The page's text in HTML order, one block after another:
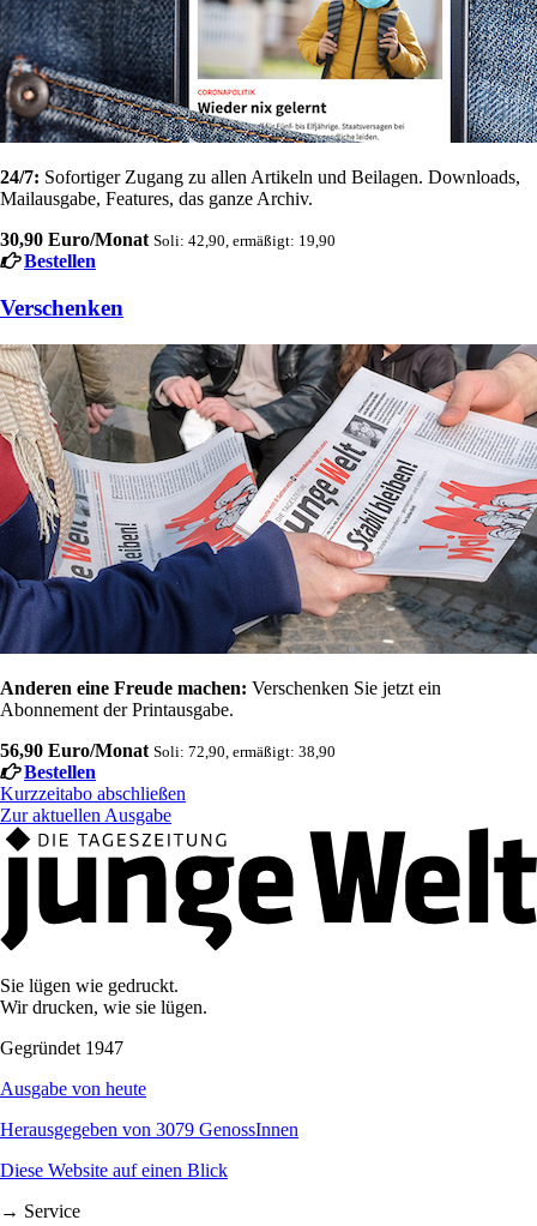
24/7: Sofortiger Zugang zu allen Artikeln und Beilagen. Downloads,
Mailausgabe, Features, das ganze Archiv.
30,90 Euro/Monat Soli: 42,90, ermäßigt: 19,90
Bestellen
Verschenken
Anderen eine Freude machen: Verschenken Sie jetzt ein
Abonnement der Printausgabe.
56,90 Euro/Monat Soli: 72,90, ermäßigt: 38,90
Bestellen
Kurzzeitabo abschließen
Zur aktuellen Ausgabe
Sie lügen wie gedruckt.
Wir drucken, wie sie lügen.
Gegründet 1947
Ausgabe von heute
Herausgegeben von 3079 GenossInnen
Diese Website auf einen Blick
→ Service